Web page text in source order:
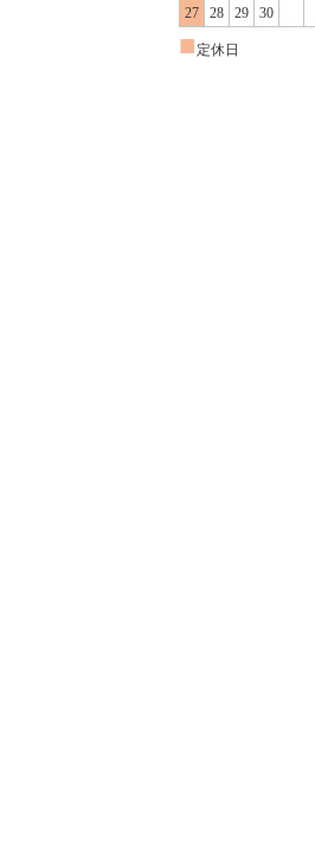
27
28 29 30
■ 定休日